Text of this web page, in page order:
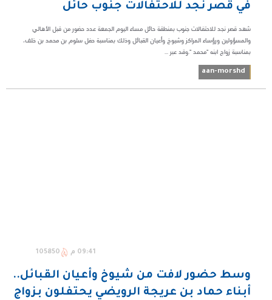
في قصر نجد للاحتفالات جنوب حائل
شهد قصر نجد للاحتفالات جنوب بمنطقة حائل مساء اليوم الجمعة عدد حضور من قبل الأهالي
والمسؤولين ورؤساء المراكز وشيوخ وأعيان القبائل وذلك بمناسبة حفل سلوم بن محمد بن خلف،
بمناسبة زواج ابنه "محمد ".وقد عبر ...
aan-morshd
09:41 م 105850
وسط حضور لافت من شيوخ وأعيان القبائل..
أبناء حماد بن عريجة الرويضي يحتفلون بزواج